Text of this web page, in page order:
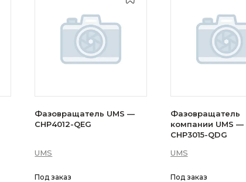
Фазовращатель UMS —
CHP4012-QEG
UMS
Под заказ
Фазовращатель
компании UMS —
CHP3015-QDG
UMS
Под заказ